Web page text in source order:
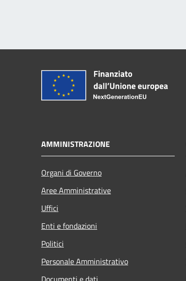
AMMINISTRAZIONE
Organi di Governo
Aree Amministrative
Uffici
Enti e fondazioni
Politici
Personale Amministrativo